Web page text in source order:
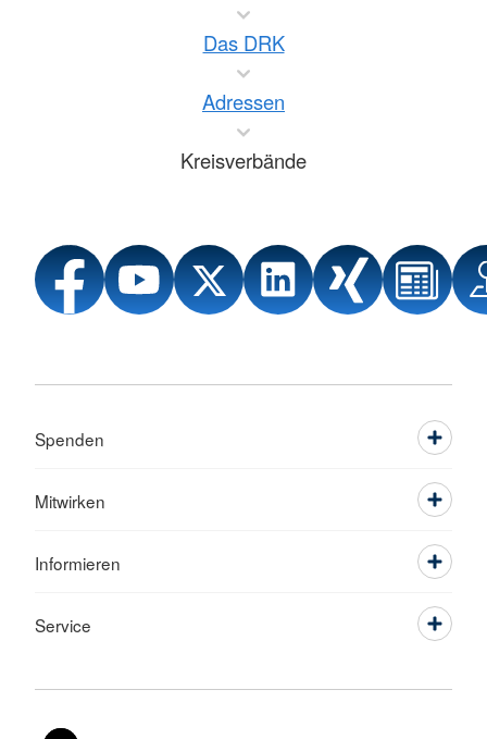
Das DRK
Adressen
Kreisverbände
Spenden
Mitwirken
Informieren
Service
Sprache wechseln zu